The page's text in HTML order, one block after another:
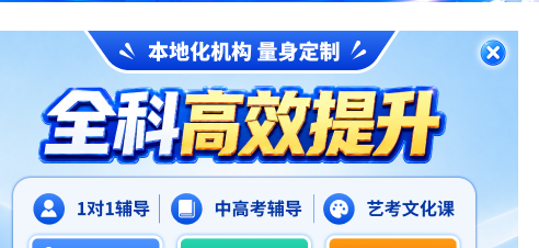
> 正文
杭州滨江区小升初辅导班哪家好,杭州锐思教育好吗
2026-06-03